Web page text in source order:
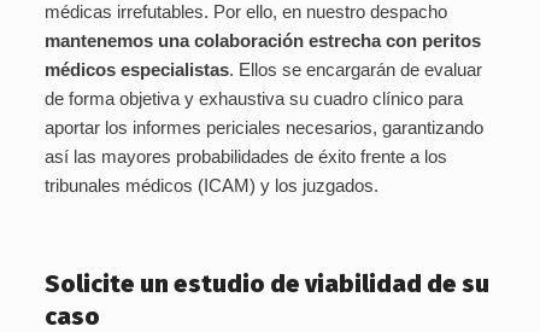
médicas irrefutables. Por ello, en nuestro despacho
mantenemos una colaboración estrecha con peritos
médicos especialistas. Ellos se encargarán de evaluar
de forma objetiva y exhaustiva su cuadro clínico para
aportar los informes periciales necesarios, garantizando
así las mayores probabilidades de éxito frente a los
tribunales médicos (ICAM) y los juzgados.
Solicite un estudio de viabilidad de su
caso